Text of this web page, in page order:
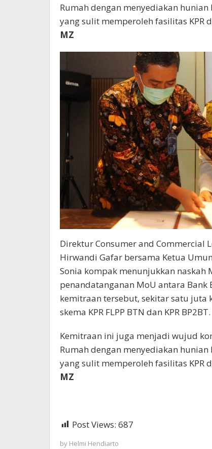
Rumah dengan menyediakan
yang sulit memperoleh fasilitas KPR
MZ
Direktur Consumer and Commercial
Hirwandi Gafar bersama Ketua
Sonia kompak menunjukkan
penandatanganan MoU antara Bank
kemitraan tersebut, sekitar satu
skema KPR FLPP BTN dan KPR BP2BT.
Kemitraan ini juga menjadi wujud
Rumah dengan menyediakan
yang sulit memperoleh fasilitas KPR
MZ
Post Views: 687
by Helmi Hendiarto